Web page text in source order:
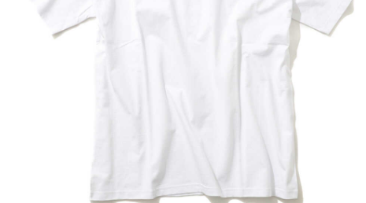
ピックアップアイテム
フォーカスブランド
セールおすすめアイテム
人気アイテム TOP 15